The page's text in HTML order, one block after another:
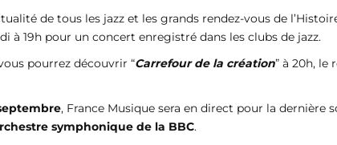
de tous les jazz et les grands rendez-vous de
à 19h pour un concert enregistré dans les clubs de jazz.
pourrez découvrir “Carrefour de la création” à 20h,
, France Musique sera en direct pour la dernière
symphonique de la BBC.